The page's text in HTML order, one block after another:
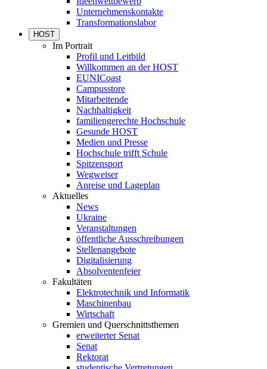
Unternehmenskontakte
Transformationslabor
HOST
Im Portrait
Profil und Leitbild
Willkommen an der HOST
EUNICoast
Campusstore
Mitarbeitende
Nachhaltigkeit
familiengerechte Hochschule
Gesunde HOST
Medien und Presse
Hochschule trifft Schule
Spitzensport
Wegweiser
Anreise und Lageplan
Aktuelles
News
Ukraine
Veranstaltungen
öffentliche Ausschreibungen
Stellenangebote
Digitalisierung
Absolventenfeier
Fakultäten
Elektrotechnik und Informatik
Maschinenbau
Wirtschaft
Gremien und Querschnittsthemen
erweiterter Senat
Senat
Rektorat